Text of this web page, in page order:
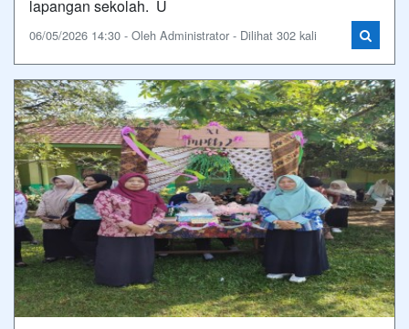
lapangan sekolah. U
06/05/2026 14:30 - Oleh Administrator - Dilihat 302 kali